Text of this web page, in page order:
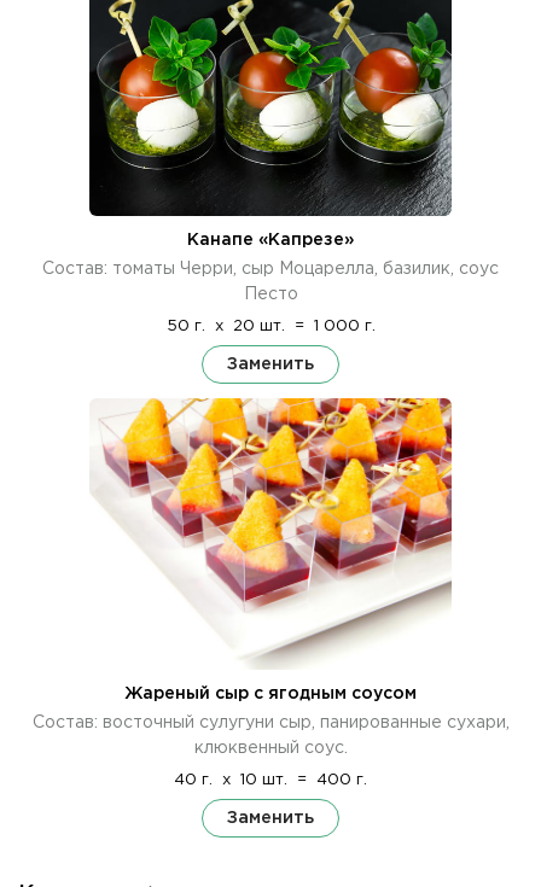
Канапе «Капрезе»
Состав: томаты Черри, сыр Моцарелла, базилик, соус
Песто
50 г. x 20 шт. = 1 000 г.
Заменить
Жареный сыр с ягодным соусом
Состав: восточный сулугуни сыр, панированные сухари,
клюквенный соус.
40 г. x 10 шт. = 400 г.
Заменить